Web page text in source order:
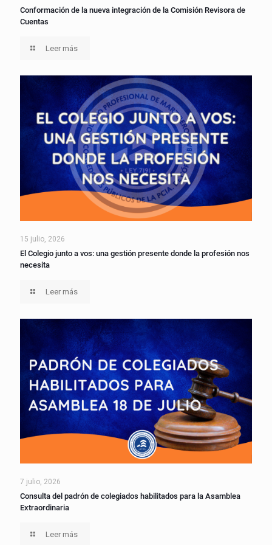
Conformación de la nueva integración de la Comisión Revisora de
Cuentas
Leer más
15 julio, 2026
El Colegio junto a vos: una gestión presente donde la profesión nos
necesita
Leer más
7 julio, 2026
Consulta del padrón de colegiados habilitados para la Asamblea
Extraordinaria
Leer más